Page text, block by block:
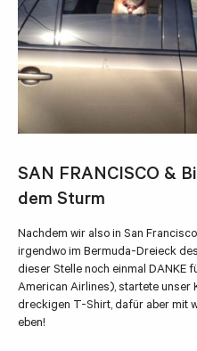
SAN FRANCISCO &
dem Sturm
Nachdem wir also in San
irgendwo im Bermuda-Dreieck
dieser Stelle noch einmal DANKE
American Airlines), startete unser
dreckigen T-Shirt, dafür aber mit
eben!